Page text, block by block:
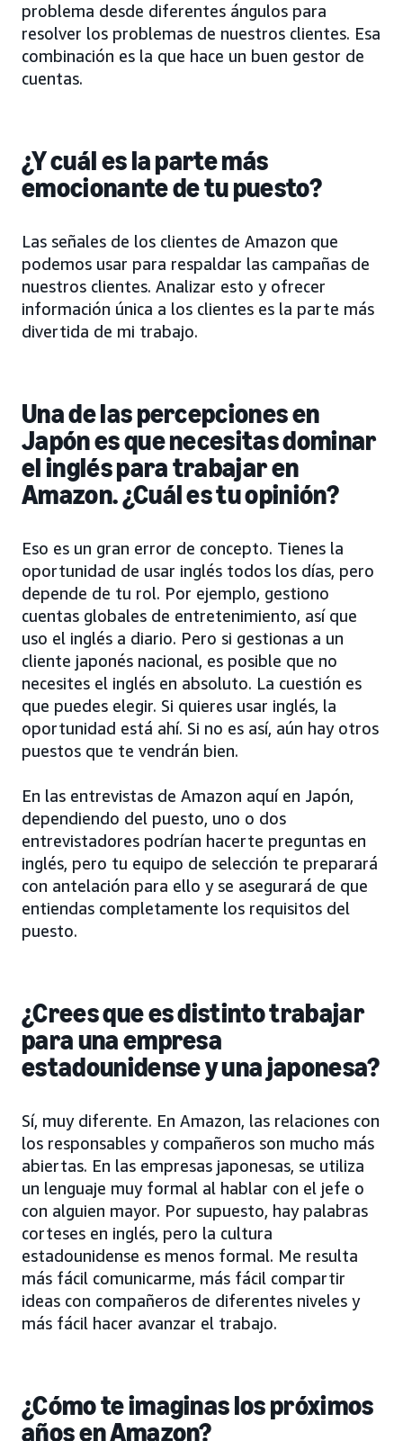
problema desde diferentes ángulos para
resolver los problemas de nuestros clientes. Esa
combinación es la que hace un buen gestor de
cuentas.
¿Y cuál es la parte más
emocionante de tu puesto?
Las señales de los clientes de Amazon que
podemos usar para respaldar las campañas de
nuestros clientes. Analizar esto y ofrecer
información única a los clientes es la parte más
divertida de mi trabajo.
Una de las percepciones en
Japón es que necesitas dominar
el inglés para trabajar en
Amazon. ¿Cuál es tu opinión?
Eso es un gran error de concepto. Tienes la
oportunidad de usar inglés todos los días, pero
depende de tu rol. Por ejemplo, gestiono
cuentas globales de entretenimiento, así que
uso el inglés a diario. Pero si gestionas a un
cliente japonés nacional, es posible que no
necesites el inglés en absoluto. La cuestión es
que puedes elegir. Si quieres usar inglés, la
oportunidad está ahí. Si no es así, aún hay otros
puestos que te vendrán bien.
En las entrevistas de Amazon aquí en Japón,
dependiendo del puesto, uno o dos
entrevistadores podrían hacerte preguntas en
inglés, pero tu equipo de selección te preparará
con antelación para ello y se asegurará de que
entiendas completamente los requisitos del
puesto.
¿Crees que es distinto trabajar
para una empresa
estadounidense y una japonesa?
Sí, muy diferente. En Amazon, las relaciones con
los responsables y compañeros son mucho más
abiertas. En las empresas japonesas, se utiliza
un lenguaje muy formal al hablar con el jefe o
con alguien mayor. Por supuesto, hay palabras
corteses en inglés, pero la cultura
estadounidense es menos formal. Me resulta
más fácil comunicarme, más fácil compartir
ideas con compañeros de diferentes niveles y
más fácil hacer avanzar el trabajo.
¿Cómo te imaginas los próximos
años en Amazon?